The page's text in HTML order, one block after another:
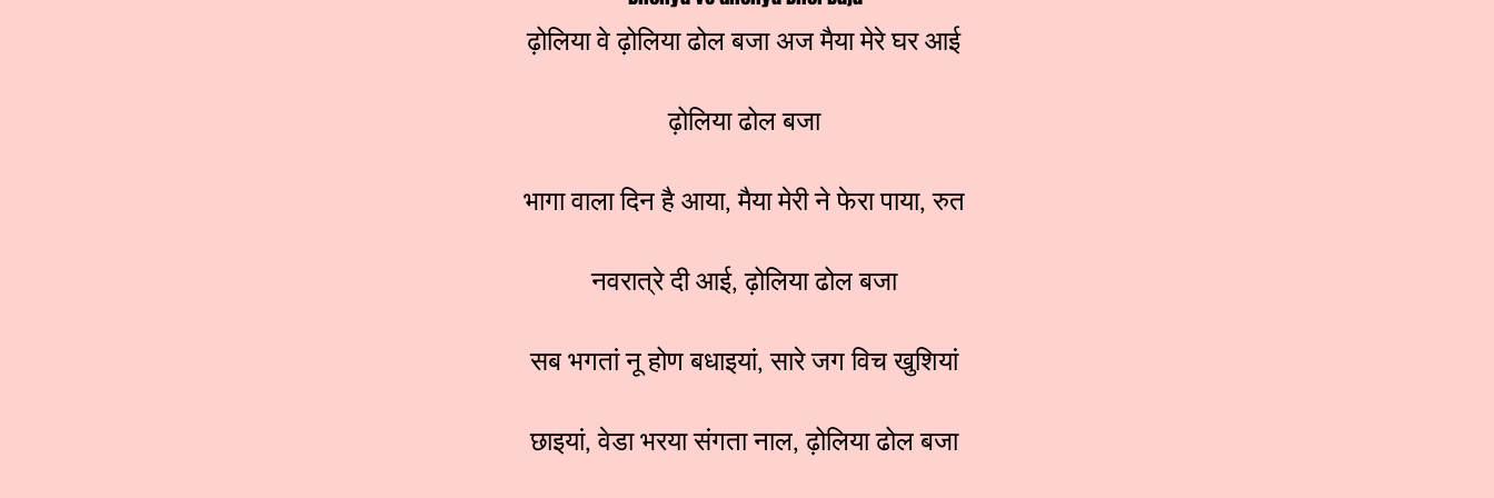
ढ़ोलिया वे ढ़ोलिया ढोल बजा अज मैया मेरे घर आई
ढ़ोलिया ढोल बजा
भागा वाला दिन है आया, मैया मेरी ने फेरा पाया, रुत
नवरात्रे दी आई, ढ़ोलिया ढोल बजा
सब भगतां नू होण बधाइयां, सारे जग विच खुशियां
छाइयां, वेडा भरया संगता नाल, ढ़ोलिया ढोल बजा